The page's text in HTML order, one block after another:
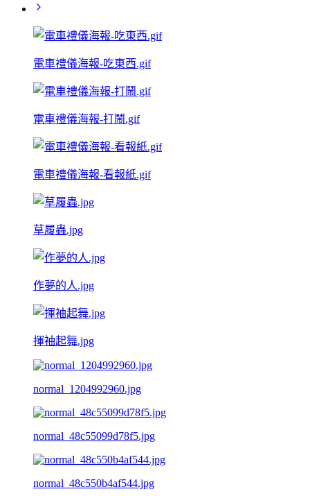
電車禮儀海報-吃東西.gif
電車禮儀海報-打鬧.gif
電車禮儀海報-看報紙.gif
草履蟲.jpg
作夢的人.jpg
揮袖起舞.jpg
normal_1204992960.jpg
normal_48c55099d78f5.jpg
normal_48c550b4af544.jpg